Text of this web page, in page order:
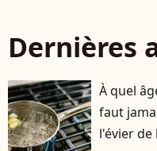
Dernières
À quel
faut
l'évier de